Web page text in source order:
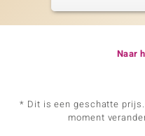
Naar
* Dit is een geschatte
moment